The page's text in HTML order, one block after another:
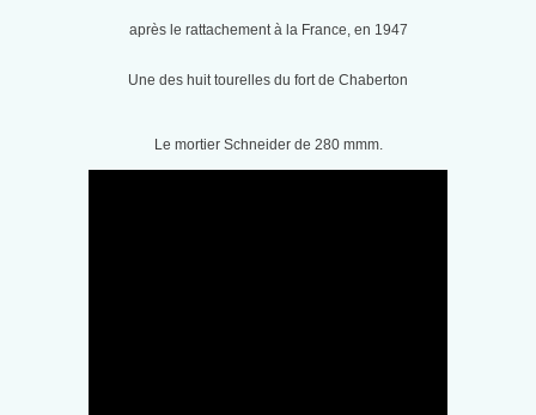
après le rattachement à la France, en 1947
Une des huit tourelles du fort de Chaberton
Le mortier Schneider de 280 mmm.